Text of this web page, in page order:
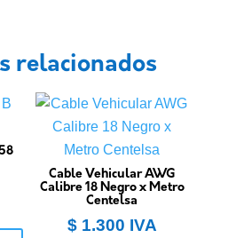
relacionados
Cable Vehicular AWG
Calibre 18 Negro x Metro
Centelsa
$1.300 IVA